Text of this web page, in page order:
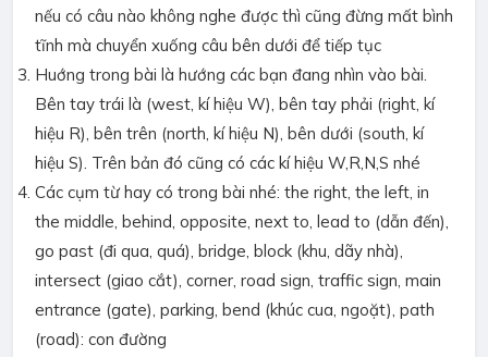
nếu có câu nào không nghe được thì cũng đừng mất bình
tĩnh mà chuyển xuống câu bên dưới để tiếp tục
Huớng trong bài là hướng các bạn đang nhìn vào bài.
Bên tay trái là (west, kí hiệu W), bên tay phải (right, kí
hiệu R), bên trên (north, kí hiệu N), bên dưới (south, kí
hiệu S). Trên bản đó cũng có các kí hiệu W,R,N,S nhé
Các cụm từ hay có trong bài nhé: the right, the left, in
the middle, behind, opposite, next to, lead to (dẫn đến),
go past (đi qua, quá), bridge, block (khu, dãy nhà),
intersect (giao cắt), corner, road sign, traffic sign, main
entrance (gate), parking, bend (khúc cua, ngoặt), path
(road): con đường